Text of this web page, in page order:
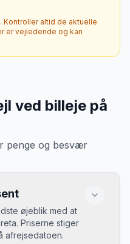
altid de aktuelle
er vejledende og kan
ved billeje på
penge og besvær
øjeblik med at
Priserne stiger
afrejsedatoen.